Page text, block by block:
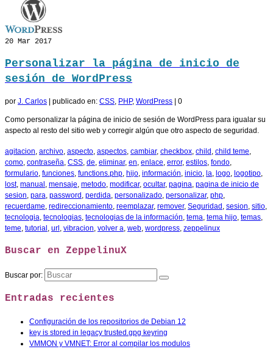
20 Mar 2017
Personalizar la página de inicio de
sesión de WordPress
por J. Carlos publicado en: CSS, PHP, WordPress 0
Como personalizar la página de inicio de sesión de WordPress para igualar su
aspecto al resto del sitio web y corregir algún que otro aspecto de seguridad.
agitacion, archivo, aspecto, aspectos, cambiar, checkbox, child , child teme,
como, contraseña, CSS, de, eliminar, en, enlace, error, estilos, fondo,
formulario, funciones, functions.php, hijo, información, inicio, la, logo, logotipo,
lost, manual , mensaje, metodo, modificar, ocultar, pagina, pagina de inicio de
sesion, para, password , perdida, personalizado, personalizar, php,
recuerdame, redireccionamiento, reemplazar, remover, Seguridad , sesion, sitio,
tecnologia, tecnologias, tecnologias de la información, tema, tema hijo, temas,
teme, tutorial , url , vibracion, volver a, web, wordpress, zeppelinux
Buscar en ZeppelinuX
Buscar por:
Entradas recientes
Configuración de los repositorios de Debian 12
key is stored in legacy trusted.gpg keyring
VMMON y VMNET: Error al compilar los modulos